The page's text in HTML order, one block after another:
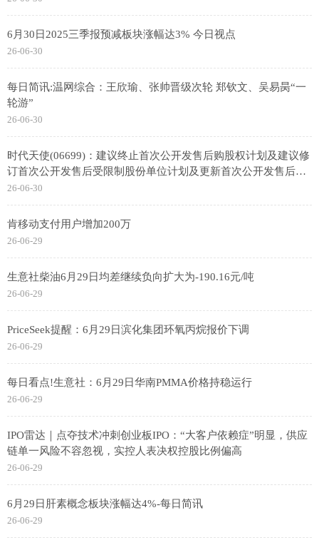
6月30日2025三季报预减板块涨幅达3% 今日视点
26-06-30
每日简讯:温网综合：王欣瑜、张帅晋级次轮 郑钦文、吴易昺“一
轮游”
26-06-30
时代天使(06699)：建议终止首次公开发售后购股权计划及建议修
订首次公开发售后受限制股份单位计划及更新首次公开发售后受
限制股份单位计划限额 前沿资讯
26-06-30
肯移动支付用户增加200万
26-06-29
生意社柴油6月29日均差继续负向扩大为-190.16元/吨
26-06-29
PriceSeek提醒：6月29日滨化集团环氧丙烷报价下调
26-06-29
每日看点!生意社：6月29日华南PMMA价格持稳运行
26-06-29
IPO雷达｜点夺技术冲刺创业板IPO：“大客户依赖症”明显，供应
链单一风险不容忽视，实控人表决权控股比例偏高
26-06-29
6月29日肝素概念板块涨幅达4%-每日简讯
26-06-29